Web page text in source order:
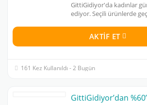
GittiGidiyor'da kadınlar
ediyor. Seçili ürünlerde
AKTIF ET
161 Kez Kullanıldı - 2 Bugün
GittiGidiyor’dan